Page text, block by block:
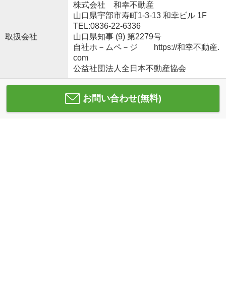
取扱会社
株式会社 和幸不動産
山口県宇部市寿町1-3-13 和幸ビル 1F
TEL:0836-22-6336
山口県知事 (9) 第2279号
自社ホ－ムペ－ジ https://和幸不動産.
com
公益社団法人全日本不動産協会
お問い合わせ(無料)